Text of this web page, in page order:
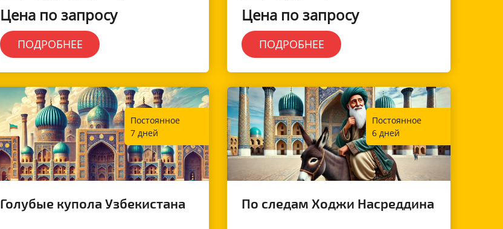
Цена по запросу
ПОДРОБНЕЕ
Цена по запросу
ПОДРОБНЕЕ
Постоянное
7 дней
Голубые купола Узбекистана
Постоянное
6 дней
По следам Ходжи Насреддина